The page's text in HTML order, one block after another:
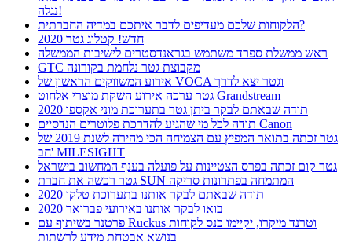
נגלה!
הלקוחות שלכם מעדיפים לדבר איתכם במדיה החברתית?
חדש! קטלוג גטר 2020
ראש ממשלת ספרד משתמש בגראנדסטרים לישיבות הממשלה
GTC מקבוצת גטר נלחמת בקורונה
אירוע המשווקים הראשון של VOCA וגטר יצא לדרך
גטר ערכה אירוע השקת מוצרי אלחוט Grandstream
תודה שבאתם לבקר ביתן גטר בתערוכת מוני אקספו 2020
תודה לכל מי שהגיע להדרכת פלוטרים הנדסיים Canon
גטר זכתה בתואר המפיץ עם הצמיחה הכי מהירה לשנת 2019 של
חב' MILESIGHT
גטר קום זכתה בפרס הצטיינות על פועלה בענף המחשוב בישראל
גטר רכשה את חברת SUN המתמחה בפתרונות סריקה
תודה שבאתם לבקר אותנו בתערוכת טלקו 2020
בואו לבקר אותנו באירועי פברואר 2020
פרטנר בשיתוף עם Ruckus וטרנד מיקרו, יקיימו כנס לקוחות
בנושא אבטחת מידע לרשתות